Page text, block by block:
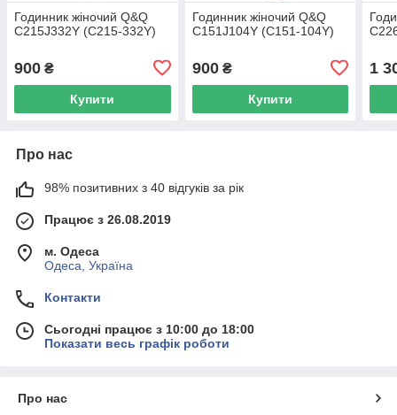
Годинник жіночий Q&Q
C215J332Y (C215-332Y)
900 ₴
Купити
Годинник жіночий Q&Q
C151J104Y (C151-104Y)
900₴
Купити
1
Про нас
98% позитивних з 40 відгуків за рік
Працює з 26.08.2019
м. Одеса
Одеса, Україна
Контакти
Сьогодні працює з 10:00 до 18:00
Показати весь графік роботи
Про нас